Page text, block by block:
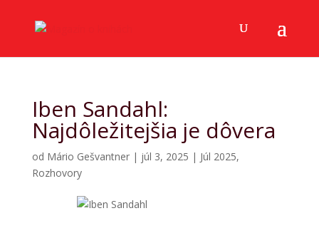
Iben Sandahl:
Najdôležitejšia je dôvera
od Mário Gešvantner| júl 3, 2025 | Júl 2025,
Rozhovory